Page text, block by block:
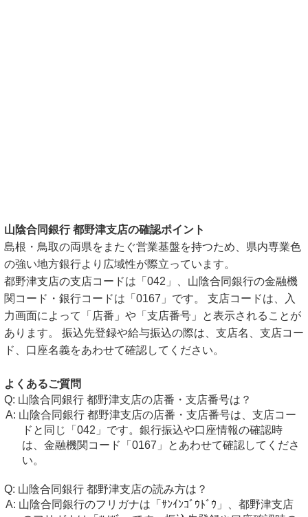
山陰合同銀行 都野津支店の確認ポイント
島根・鳥取の両県をまたぐ営業基盤を持つため、県内専業色
の強い地方銀行より広域性が際立っています。
都野津支店の支店コードは「042」、山陰合同銀行の金融機
関コード・銀行コードは「0167」です。 支店コードは、入
力画面によって「店番」や「支店番号」と表示されることが
あります。 振込先登録や給与振込の際は、支店名、支店コー
ド、口座名義をあわせて確認してください。
よくあるご質問
山陰合同銀行 都野津支店の店番・支店番号は？
山陰合同銀行 都野津支店の店番・支店番号は、支店コー
ドと同じ「042」です。銀行振込や口座情報の確認時
は、金融機関コード「0167」とあわせて確認してくださ
い。
山陰合同銀行 都野津支店の読み方は？
山陰合同銀行のフリガナは「ｻﾝｲﾝｺﾞｳﾄﾞｳ」、都野津支店